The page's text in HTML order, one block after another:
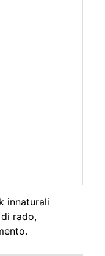
innaturali
rado,